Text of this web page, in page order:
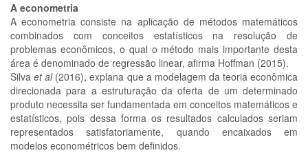
A econometria
A econometria consiste na aplicação de métodos matemáticos
combinados com conceitos estatísticos na resolução de
problemas econômicos, o qual o método mais importante desta
área é denominado de regressão linear, afirma Hoffman (2015).
Silvaet al (2016), explana que a modelagem da teoria econômica
direcionada para a estruturação da oferta de um determinado
produto necessita ser fundamentada em conceitos matemáticos e
estatísticos, pois dessa forma os resultados calculados seriam
representados satisfatoriamente, quando encaixados em
modelos econométricos bem definidos.